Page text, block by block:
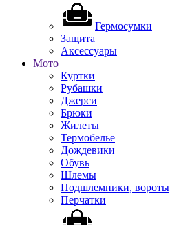
Гермосумки
Защита
Аксессуары
Мото
Куртки
Рубашки
Джерси
Брюки
Жилеты
Термобелье
Дождевики
Обувь
Шлемы
Подшлемники, вороты
Перчатки